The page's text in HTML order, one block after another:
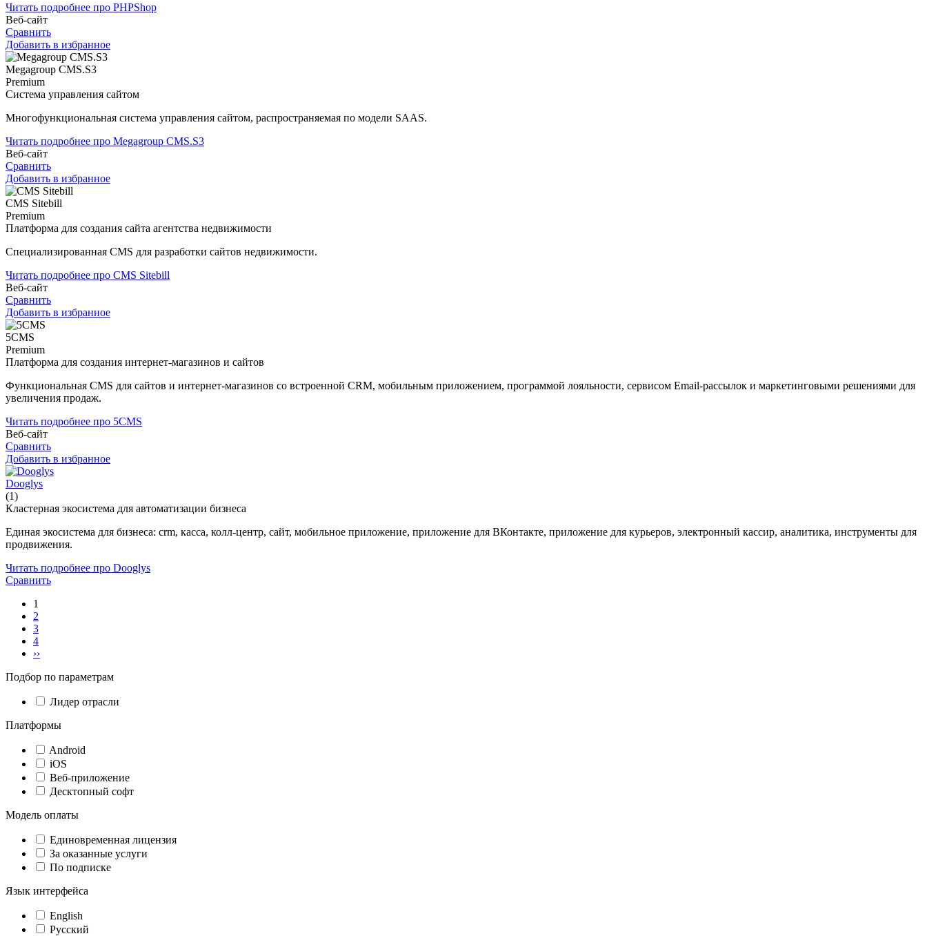
Читать подробнее про PHPShop
Веб-сайт
Сравнить
Добавить в избранное
Megagroup CMS.S3
Premium
Система управления сайтом
Многофункциональная система управления сайтом, распространяемая по модели SAAS.
Читать подробнее про Megagroup CMS.S3
Веб-сайт
Сравнить
Добавить в избранное
CMS Sitebill
Premium
Платформа для создания сайта агентства недвижимости
Специализированная CMS для разработки сайтов недвижимости.
Читать подробнее про CMS Sitebill
Веб-сайт
Сравнить
Добавить в избранное
5CMS
Premium
Платформа для создания интернет-магазинов и сайтов
Функциональная CMS для сайтов и интернет-магазинов со встроенной CRM, мобильным приложением, программой лояльности, сервисом Email-рассылок и маркетинговыми решениями для
увеличения продаж.
Читать подробнее про 5CMS
Веб-сайт
Сравнить
Добавить в избранное
Dooglys
(1)
Кластерная экосистема для автоматизации бизнеса
Единая экосистема для бизнеса: crm, касса, колл-центр, сайт, мобильное приложение, приложение для ВКонтакте, приложение для курьеров, электронный кассир, аналитика, инструменты для
продвижения.
Читать подробнее про Dooglys
Сравнить
1
2
3
4
››
Подбор по параметрам
Лидер отрасли
Платформы
Android
iOS
Веб-приложение
Десктопный софт
Модель оплаты
Единовременная лицензия
За оказанные услуги
По подписке
Язык интерфейса
English
Русский